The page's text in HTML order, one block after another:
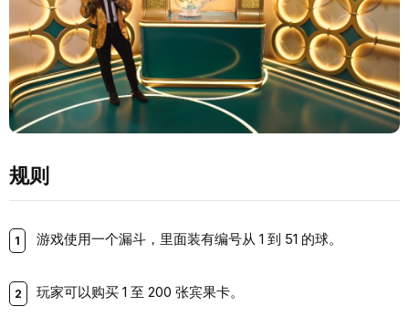
规则
游戏使用一个漏斗，里面装有编号从 1 到 51 的球。
玩家可以购买 1 至 200 张宾果卡。